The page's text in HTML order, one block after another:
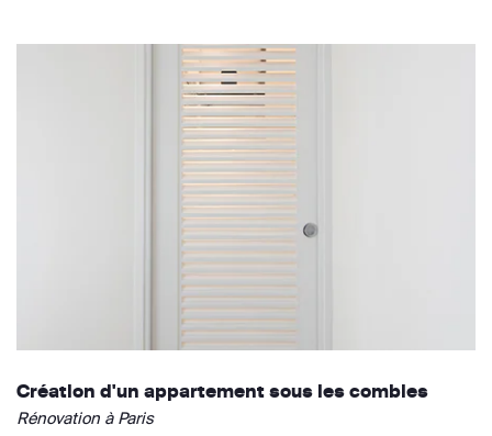
Création d'un appartement sous les combles
Rénovation à Paris